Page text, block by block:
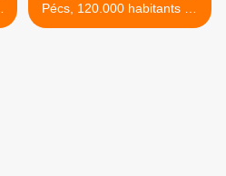
Pécs, 120.000 habitants se
chauffent à la paille >